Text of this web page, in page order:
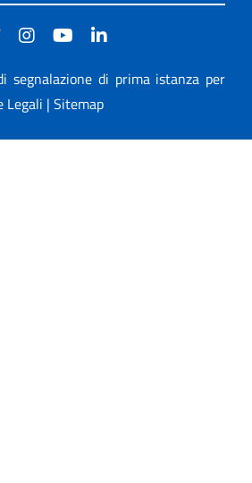
segnalazione di prima istanza per
Legali | Sitemap